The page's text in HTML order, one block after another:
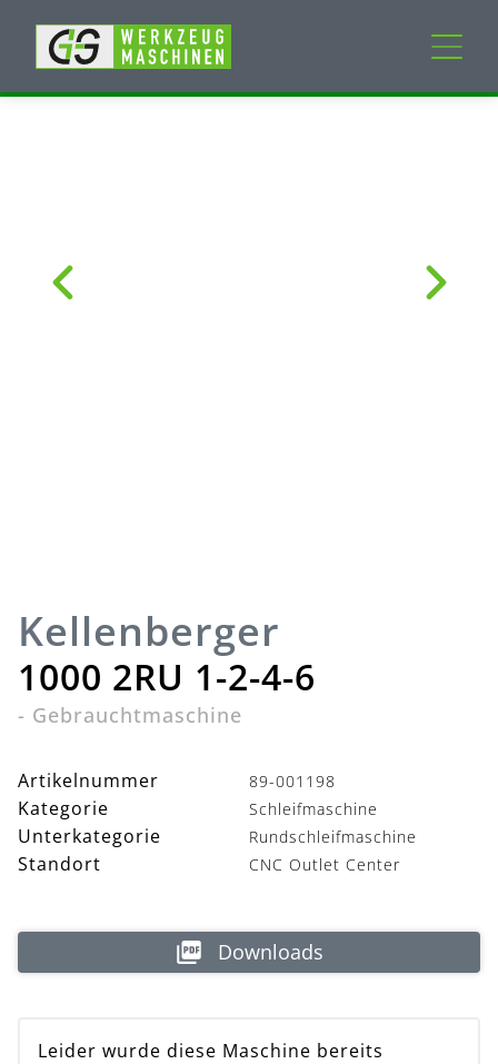
Dienstleistungen
Kellenberger
1000 2RU 1-2-4-6
- Gebrauchtmaschine
Artikelnummer 89-001198
Kategorie Schleifmaschine
Unterkategorie Rundschleifmaschine
Standort CNC Outlet Center
Downloads
Leider wurde diese Maschine bereits